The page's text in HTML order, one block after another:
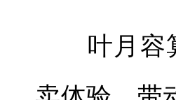
叶月容算